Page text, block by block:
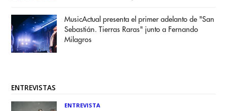
MusicActual presenta el primer adelanto de "San
Sebastián. Tierras Raras" junto a Fernando
Milagros
ENTREVISTAS
ENTREVISTA